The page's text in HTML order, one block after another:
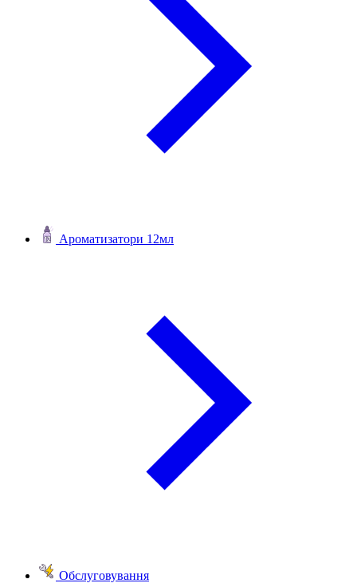
Ароматизатори 12мл
Обслуговування